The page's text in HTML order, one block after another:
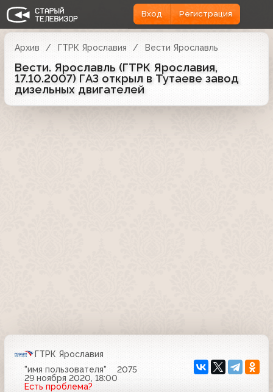
Вход Регистрация
Архив ГТРК Ярославия Вести Ярославль
Вести. Ярославль (ГТРК Ярославия,
17.10.2007) ГАЗ открыл в Тутаеве завод
дизельных двигателей
ГТРК Ярославия
"имя пользователя"
2075
29 ноября 2020, 18:00
Есть проблема?